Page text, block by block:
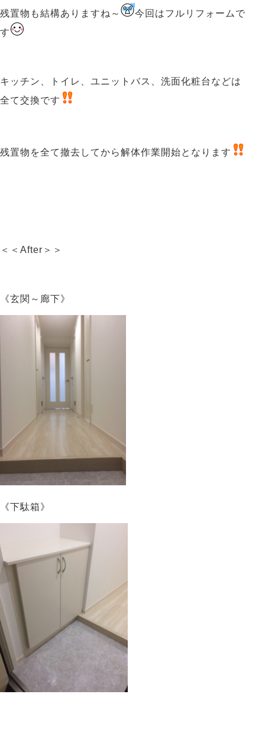
残置物も結構ありますね～
今回はフルリフォームで
す
キッチン、トイレ、ユニットバス、洗面化粧台などは
全て交換です
残置物を全て撤去してから解体作業開始となります
＜＜After＞＞
《玄関～廊下》
《下駄箱》